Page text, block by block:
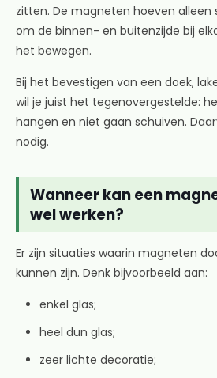
zitten. De magneten hoeven alleen
om de binnen- en buitenzijde bij
het bewegen.
Bij het bevestigen van een doek,
wil je juist het tegenovergestelde:
hangen en niet gaan schuiven.
nodig.
Wanneer kan een
wel werken?
Er zijn situaties waarin magneten
kunnen zijn. Denk bijvoorbeeld aan:
enkel glas;
heel dun glas;
zeer lichte decoratie;